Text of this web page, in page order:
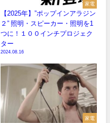
家電
【2025年】”ポップインアラジン
２” 照明・スピーカー・照明を1
つに！１００インチプロジェク
ター
2024.08.16
家電